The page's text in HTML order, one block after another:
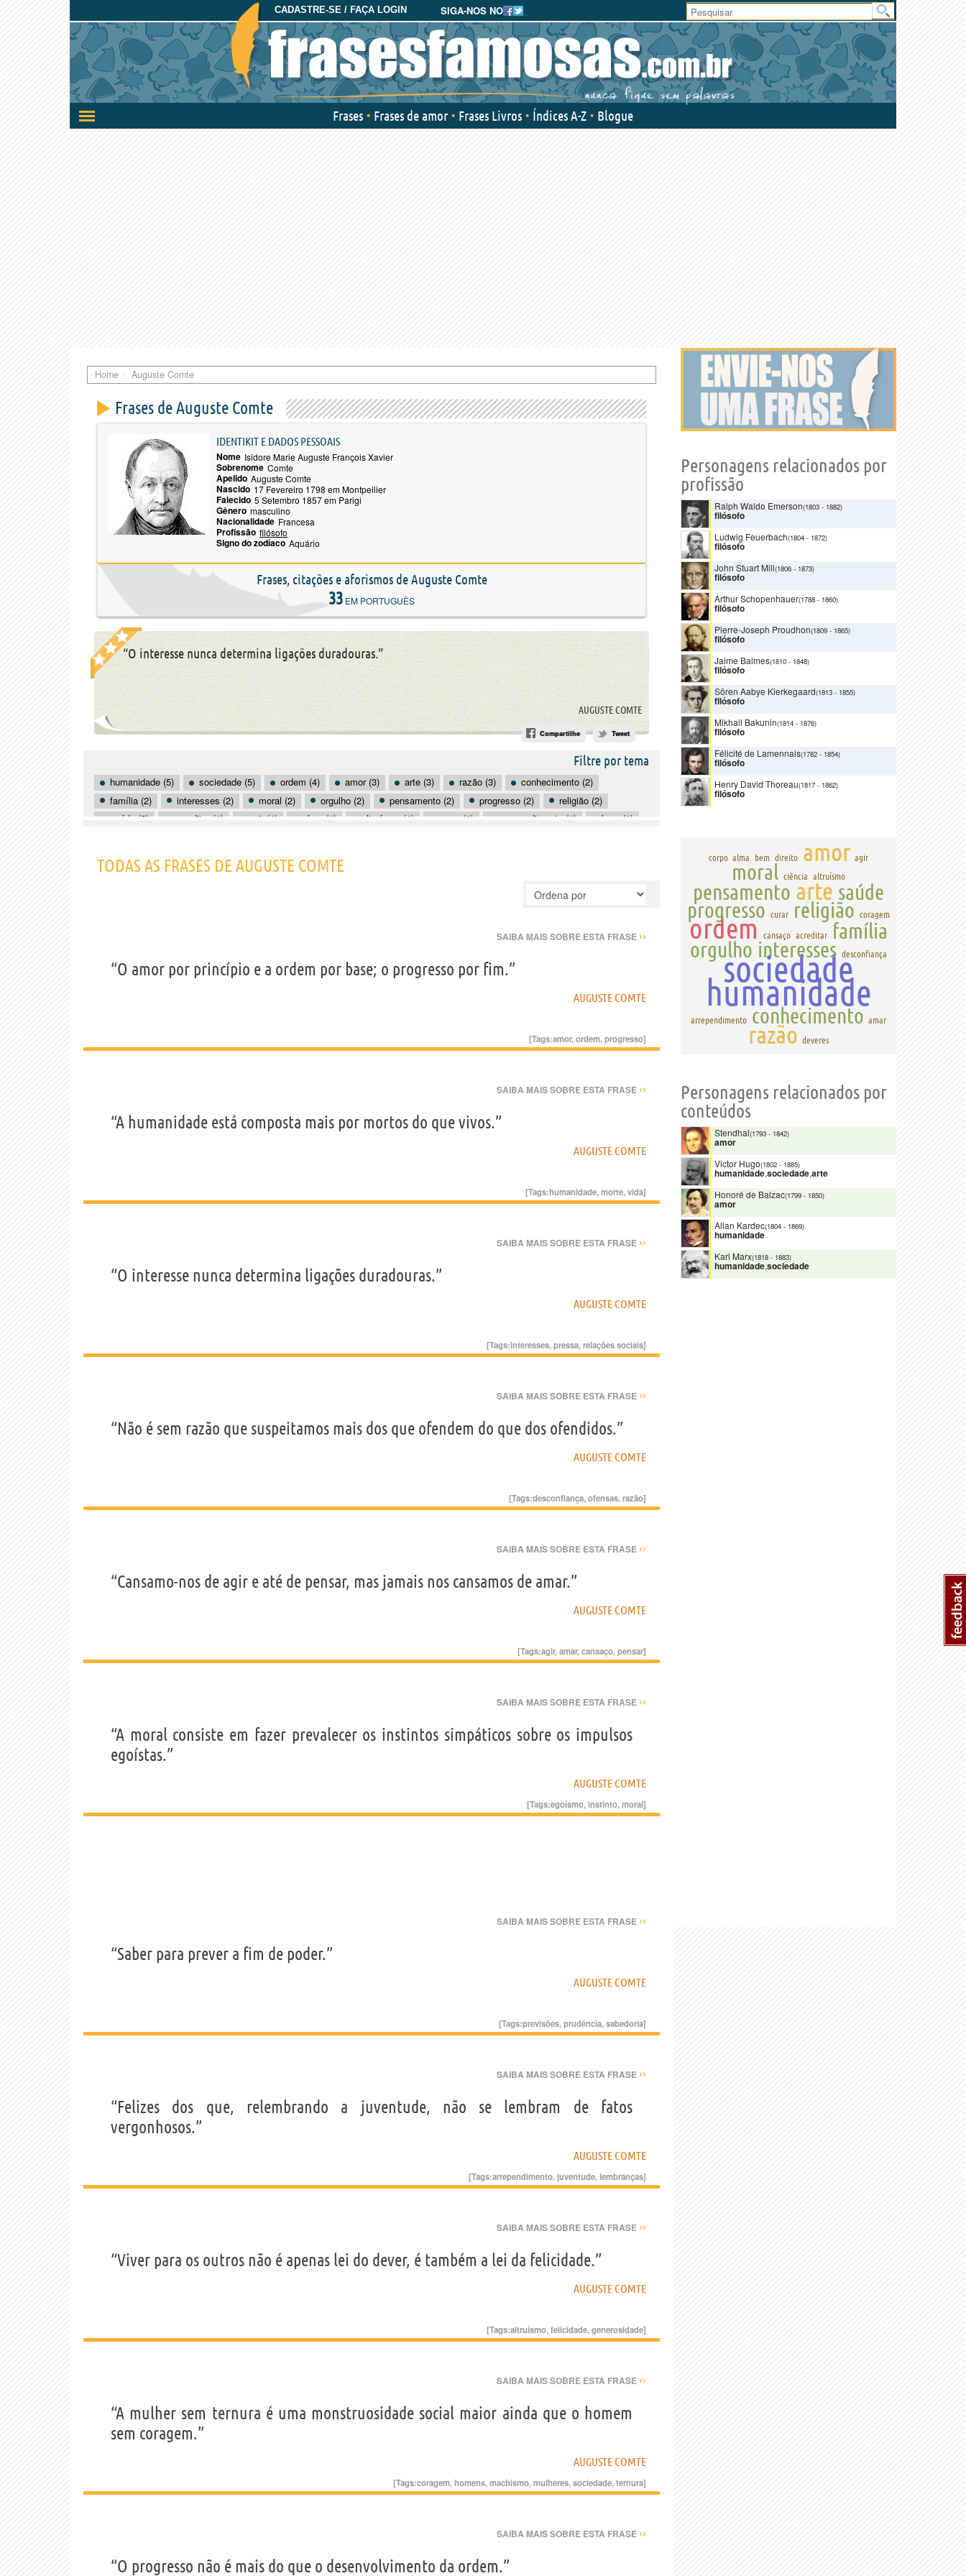
SIGA-NOS NO
CADASTRE-SE / FAÇA LOGIN
Ativar/desativar
a
Área
do
Usuário
Frases Frases de amor Frases Livros Índices A-Z Blogue
Home Auguste Comte
Frases de Auguste Comte
IDENTIKIT E DADOS PESSOAIS
Nome Isidore Marie Auguste François Xavier
Sobrenome Comte
Apelido Auguste Comte
Nascido 17 Fevereiro 1798 em Montpellier
Falecido 5 Setembro 1857 em Parigi
Gênero masculino
Nacionalidade Francesa
Profissão filósofo
Signo do zodíaco Aquário
Frases, citações e aforismos de Auguste Comte
33 EM PORTUGUÊS
“O interesse nunca determina ligações duradouras.”
AUGUSTE COMTE
Compartilhe Tweet
Filtre por tema
humanidade (5) sociedade (5) ordem (4) amor (3) arte (3) razão (3)
conhecimento (2)
família (2)
interesses (2) moral (2) orgulho (2) pensamento (2) progresso (2)
religião (2)
saúde (2)
acreditar (1) agir (1) alma (1) altruísmo (1) amar (1) arrependimento (1)
bem (1)
TODAS AS FRASES DE AUGUSTE COMTE
SAIBA MAIS SOBRE ESTA FRASE ››
“O amor por princípio e a ordem por base; o progresso por fim.”
AUGUSTE COMTE
[Tags:amor,ordem,progresso]
SAIBA MAIS SOBRE ESTA FRASE ››
“A humanidade está composta mais por mortos do que vivos.”
AUGUSTE COMTE
[Tags:humanidade,morte,vida]
SAIBA MAIS SOBRE ESTA FRASE ››
“O interesse nunca determina ligações duradouras.”
AUGUSTE COMTE
[Tags:interesses,pressa,relações sociais]
SAIBA MAIS SOBRE ESTA FRASE ››
“Não é sem razão que suspeitamos mais dos que ofendem do que dos ofendidos.”
AUGUSTE COMTE
[Tags:desconfiança,ofensas,razão]
SAIBA MAIS SOBRE ESTA FRASE ››
“Cansamo-nos de agir e até de pensar, mas jamais nos cansamos de amar.”
AUGUSTE COMTE
[Tags:agir,amar,cansaço,pensar]
SAIBA MAIS SOBRE ESTA FRASE ››
“A moral consiste em fazer prevalecer os instintos simpáticos sobre os impulsos
egoístas.”
AUGUSTE COMTE
[Tags:egoísmo,instinto,moral]
SAIBA MAIS SOBRE ESTA FRASE ››
“Saber para prever a fim de poder.”
AUGUSTE COMTE
[Tags:previsões,prudência,sabedoria]
SAIBA MAIS SOBRE ESTA FRASE ››
“Felizes dos que, relembrando a juventude, não se lembram de fatos
vergonhosos.”
AUGUSTE COMTE
[Tags:arrependimento, juventude,lembranças]
SAIBA MAIS SOBRE ESTA FRASE ››
“Viver para os outros não é apenas lei do dever, é também a lei da felicidade.”
AUGUSTE COMTE
[Tags:altruísmo,felicidade,generosidade]
SAIBA MAIS SOBRE ESTA FRASE ››
“A mulher sem ternura é uma monstruosidade social maior ainda que o homem
sem coragem.”
AUGUSTE COMTE
[Tags:coragem,homens,machismo,mulheres,sociedade,ternura]
SAIBA MAIS SOBRE ESTA FRASE ››
“O progresso não é mais do que o desenvolvimento da ordem.”
Personagens relacionados por
profissão
Ralph Waldo Emerson(1803 - 1882)
filósofo
Ludwig Feuerbach(1804 - 1872)
filósofo
John Stuart Mill(1806 - 1873)
filósofo
Arthur Schopenhauer(1788 - 1860)
filósofo
Pierre-Joseph Proudhon(1809 - 1865)
filósofo
Jaime Balmes(1810 - 1848)
filósofo
Sören Aabye Kierkegaard(1813 - 1855)
filósofo
Mikhail Bakunin(1814 - 1876)
filósofo
Félicité de Lamennais(1782 - 1854)
filósofo
Henry David Thoreau(1817 - 1862)
filósofo
corpo alma bem direito amor agir
moral ciência altruísmo
pensamento arte saúde
progresso curar religião coragem
ordem cansaço acreditar família
orgulho interesses desconfiança
sociedade
humanidade
arrependimento conhecimento amar
razão deveres
Personagens relacionados por
conteúdos
Stendhal(1793 - 1842)
amor
Victor Hugo(1802 - 1885)
humanidade,sociedade,arte
Honoré de Balzac(1799 - 1850)
amor
Allan Kardec(1804 - 1869)
humanidade
Karl Marx(1818 - 1883)
humanidade,sociedade